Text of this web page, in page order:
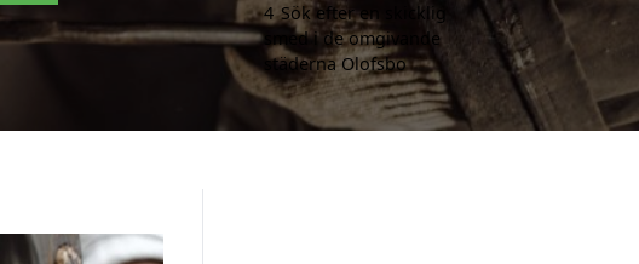
4 Sök efter en skicklig
smed i de omgivande
städerna Olofsbo